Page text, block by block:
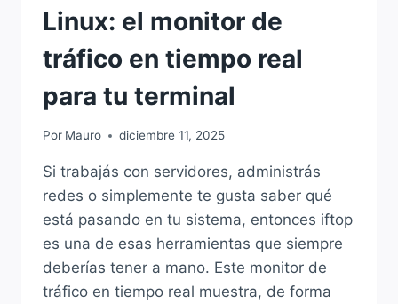
Linux: el monitor de
tráfico en tiempo real
para tu terminal
Por Mauro diciembre 11, 2025
Si trabajás con servidores, administrás
redes o simplemente te gusta saber qué
está pasando en tu sistema, entonces iftop
es una de esas herramientas que siempre
deberías tener a mano. Este monitor de
tráfico en tiempo real muestra, de forma